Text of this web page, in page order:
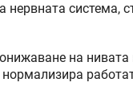
нервната
на